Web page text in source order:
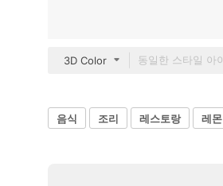
3D Color
음식 조리 레스토랑 레몬